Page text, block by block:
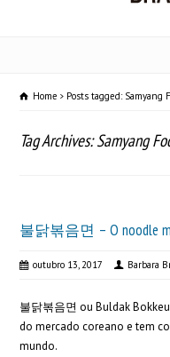
Home Posts tagged: Samyang
Tag Archives: Samyang
불닭볶음면 – O noodle
outubro 13, 2017 Barbara
불닭볶음면 ou Buldak
do mercado coreano e tem
mundo.